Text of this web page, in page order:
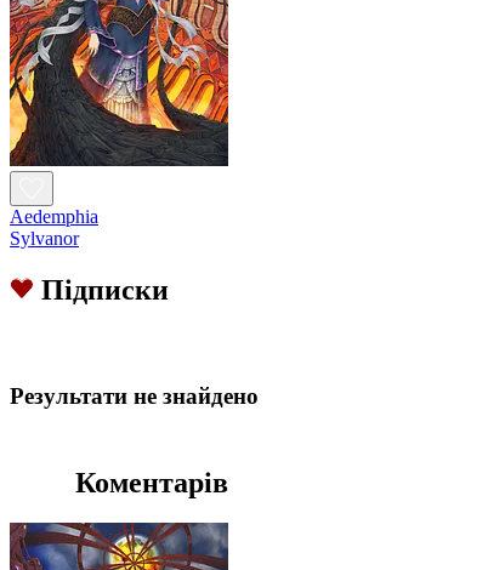
Aedemphia
Sylvanor
Підписки
Результати не знайдено
Коментарів